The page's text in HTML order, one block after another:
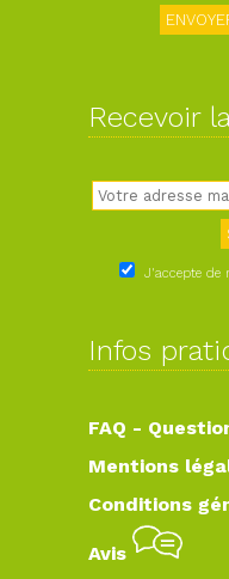
Recevoir
J'accepte de
Infos
FAQ -
Mentions
Conditions
Avis